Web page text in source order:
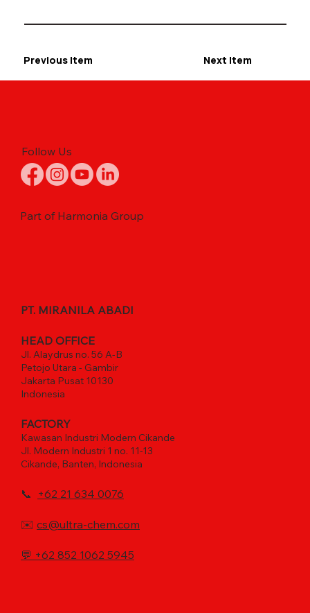
Previous Item Next Item
Follow Us
Part of Harmonia Group
PT. MIRANILA ABADI
HEAD OFFICE
Jl. Alaydrus no. 56 A-B
Petojo Utara - Gambir
Jakarta Pusat 10130
Indonesia
FACTORY
Kawasan Industri Modern Cikande
Jl. Modern Industri 1 no. 11-13
Cikande, Banten, Indonesia
📞 +62 21 634 0076
✉️ cs@ultra-chem.com
💬 +62 852 1062 5945